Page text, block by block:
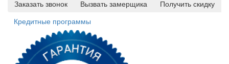
Заказать звонок
Вызвать замерщика
Получить скидку
Кредитные программы